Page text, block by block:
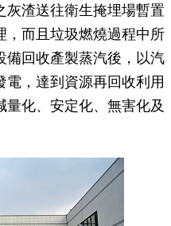
灰渣送往衛生掩埋場暫置
，而且垃圾燃燒過程中所
備回收產製蒸汽後，以汽
電，達到資源再回收利用
化、安定化、無害化及